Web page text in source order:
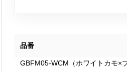
品番
GBFM05-WCM（ホワイトカモ×